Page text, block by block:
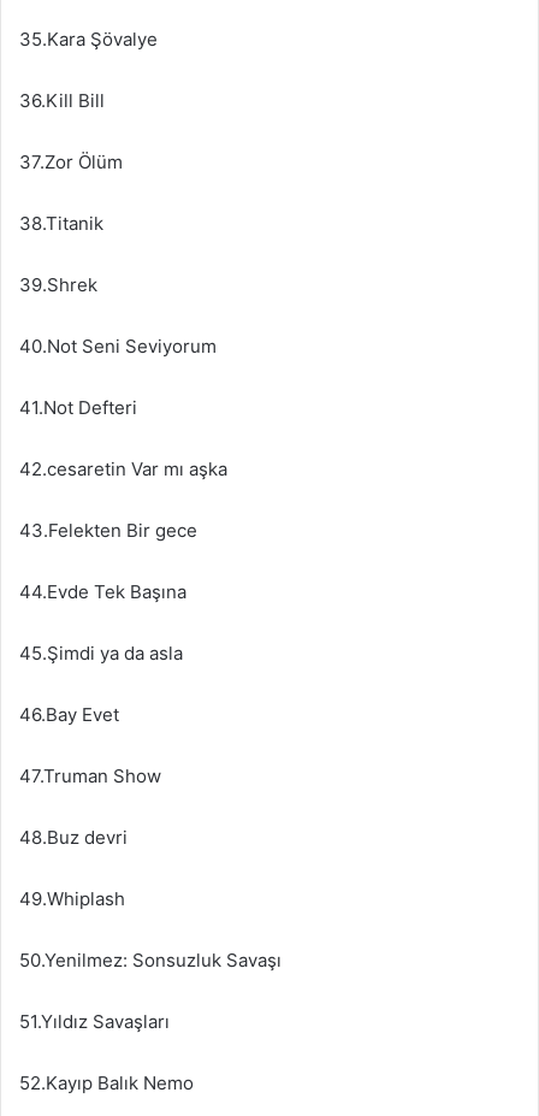
35.Kara Şövalye
36.Kill Bill
37.Zor Ölüm
38.Titanik
39.Shrek
40.Not Seni Seviyorum
41.Not Defteri
42.cesaretin Var mı aşka
43.Felekten Bir gece
44.Evde Tek Başına
45.Şimdi ya da asla
46.Bay Evet
47.Truman Show
48.Buz devri
49.Whiplash
50.Yenilmez: Sonsuzluk Savaşı
51.Yıldız Savaşları
52.Kayıp Balık Nemo